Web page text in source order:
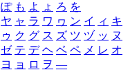
ぽ も よ ょ ろ を
ヤ ャ ラ ワ ヮ ン イ ィ キ
ゥ ク グ ス ズ ツ ヅ ッ ヌ
ゼ テ デ ヘ ベ ペ メ レ オ
ヨ ョ ロ ヲ ―